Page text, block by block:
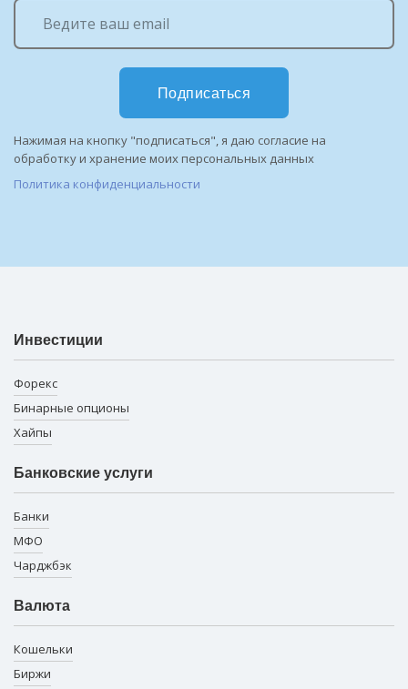
Подписаться
Нажимая на кнопку "подписаться", я даю согласие на
обработку и хранение моих персональных данных
Политика конфиденциальности
Инвестиции
Форекс
Бинарные опционы
Хайпы
Банковские услуги
Банки
МФО
Чарджбэк
Валюта
Кошельки
Биржи